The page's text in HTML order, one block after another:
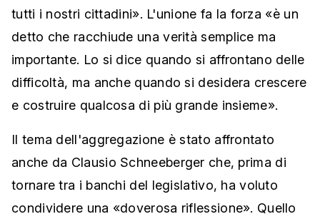
tutti i nostri cittadini». L'unione fa la forza «è un
detto che racchiude una verità semplice ma
importante. Lo si dice quando si affrontano delle
difficoltà, ma anche quando si desidera crescere
e costruire qualcosa di più grande insieme».
Il tema dell'aggregazione è stato affrontato
anche da Clausio Schneeberger che, prima di
tornare tra i banchi del legislativo, ha voluto
condividere una «doverosa riflessione». Quello